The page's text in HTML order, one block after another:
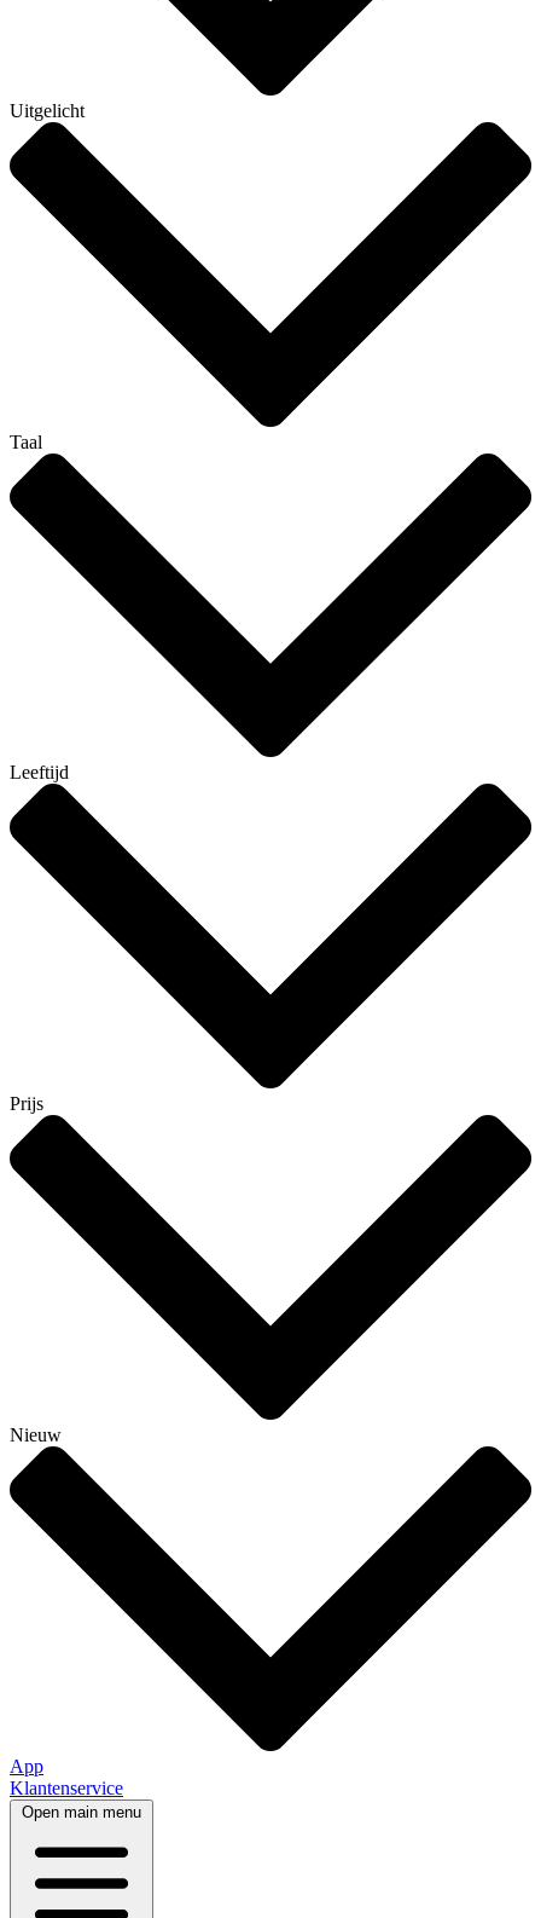
Uitgelicht
Taal
Leeftijd
Prijs
Nieuw
App
Klantenservice
Open main menu